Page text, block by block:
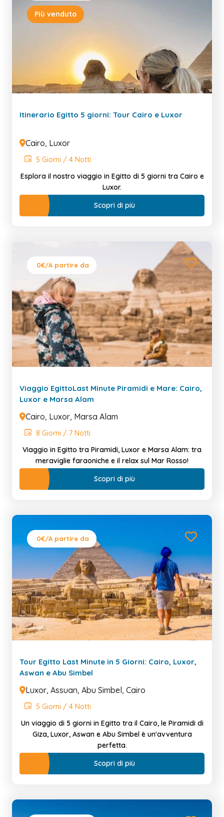
Più venduto
Itinerario Egitto 5 giorni: Tour Cairo e Luxor
Cairo, Luxor
5 Giorni / 4 Notti
Esplora il nostro viaggio in Egitto di 5 giorni tra Cairo e
Luxor.
Scopri di più
0€/A partire da
Viaggio EgittoLast Minute Piramidi e Mare: Cairo,
Luxor e Marsa Alam
Cairo, Luxor, Marsa Alam
8 Giorni / 7 Notti
Viaggio in Egitto tra Piramidi, Luxor e Marsa Alam: tra
meraviglie faraoniche e il relax sul Mar Rosso!
Scopri di più
0€/A partire da
Tour Egitto Last Minute in 5 Giorni: Cairo, Luxor,
Aswan e Abu Simbel
Luxor, Assuan, Abu Simbel, Cairo
5 Giorni / 4 Notti
Un viaggio di 5 giorni in Egitto tra il Cairo, le Piramidi di
Giza, Luxor, Aswan e Abu Simbel è un'avventura
perfetta.
Scopri di più